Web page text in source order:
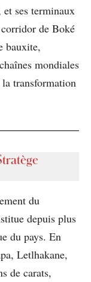
ses terminaux
de Boké
bauxite,
mondiales
transformation
du
depuis plus
du pays. En
Letlhakane,
de carats,